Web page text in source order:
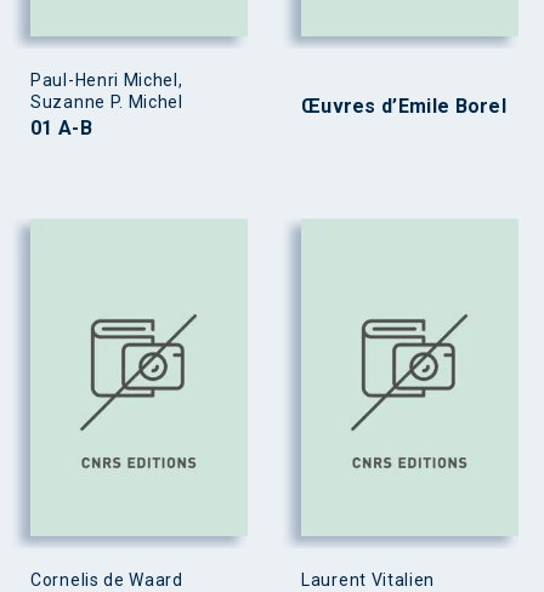
Paul-Henri Michel,
Suzanne P. Michel
01 A-B
Œuvres d’Emile Borel
Cornelis de Waard Laurent Vitalien